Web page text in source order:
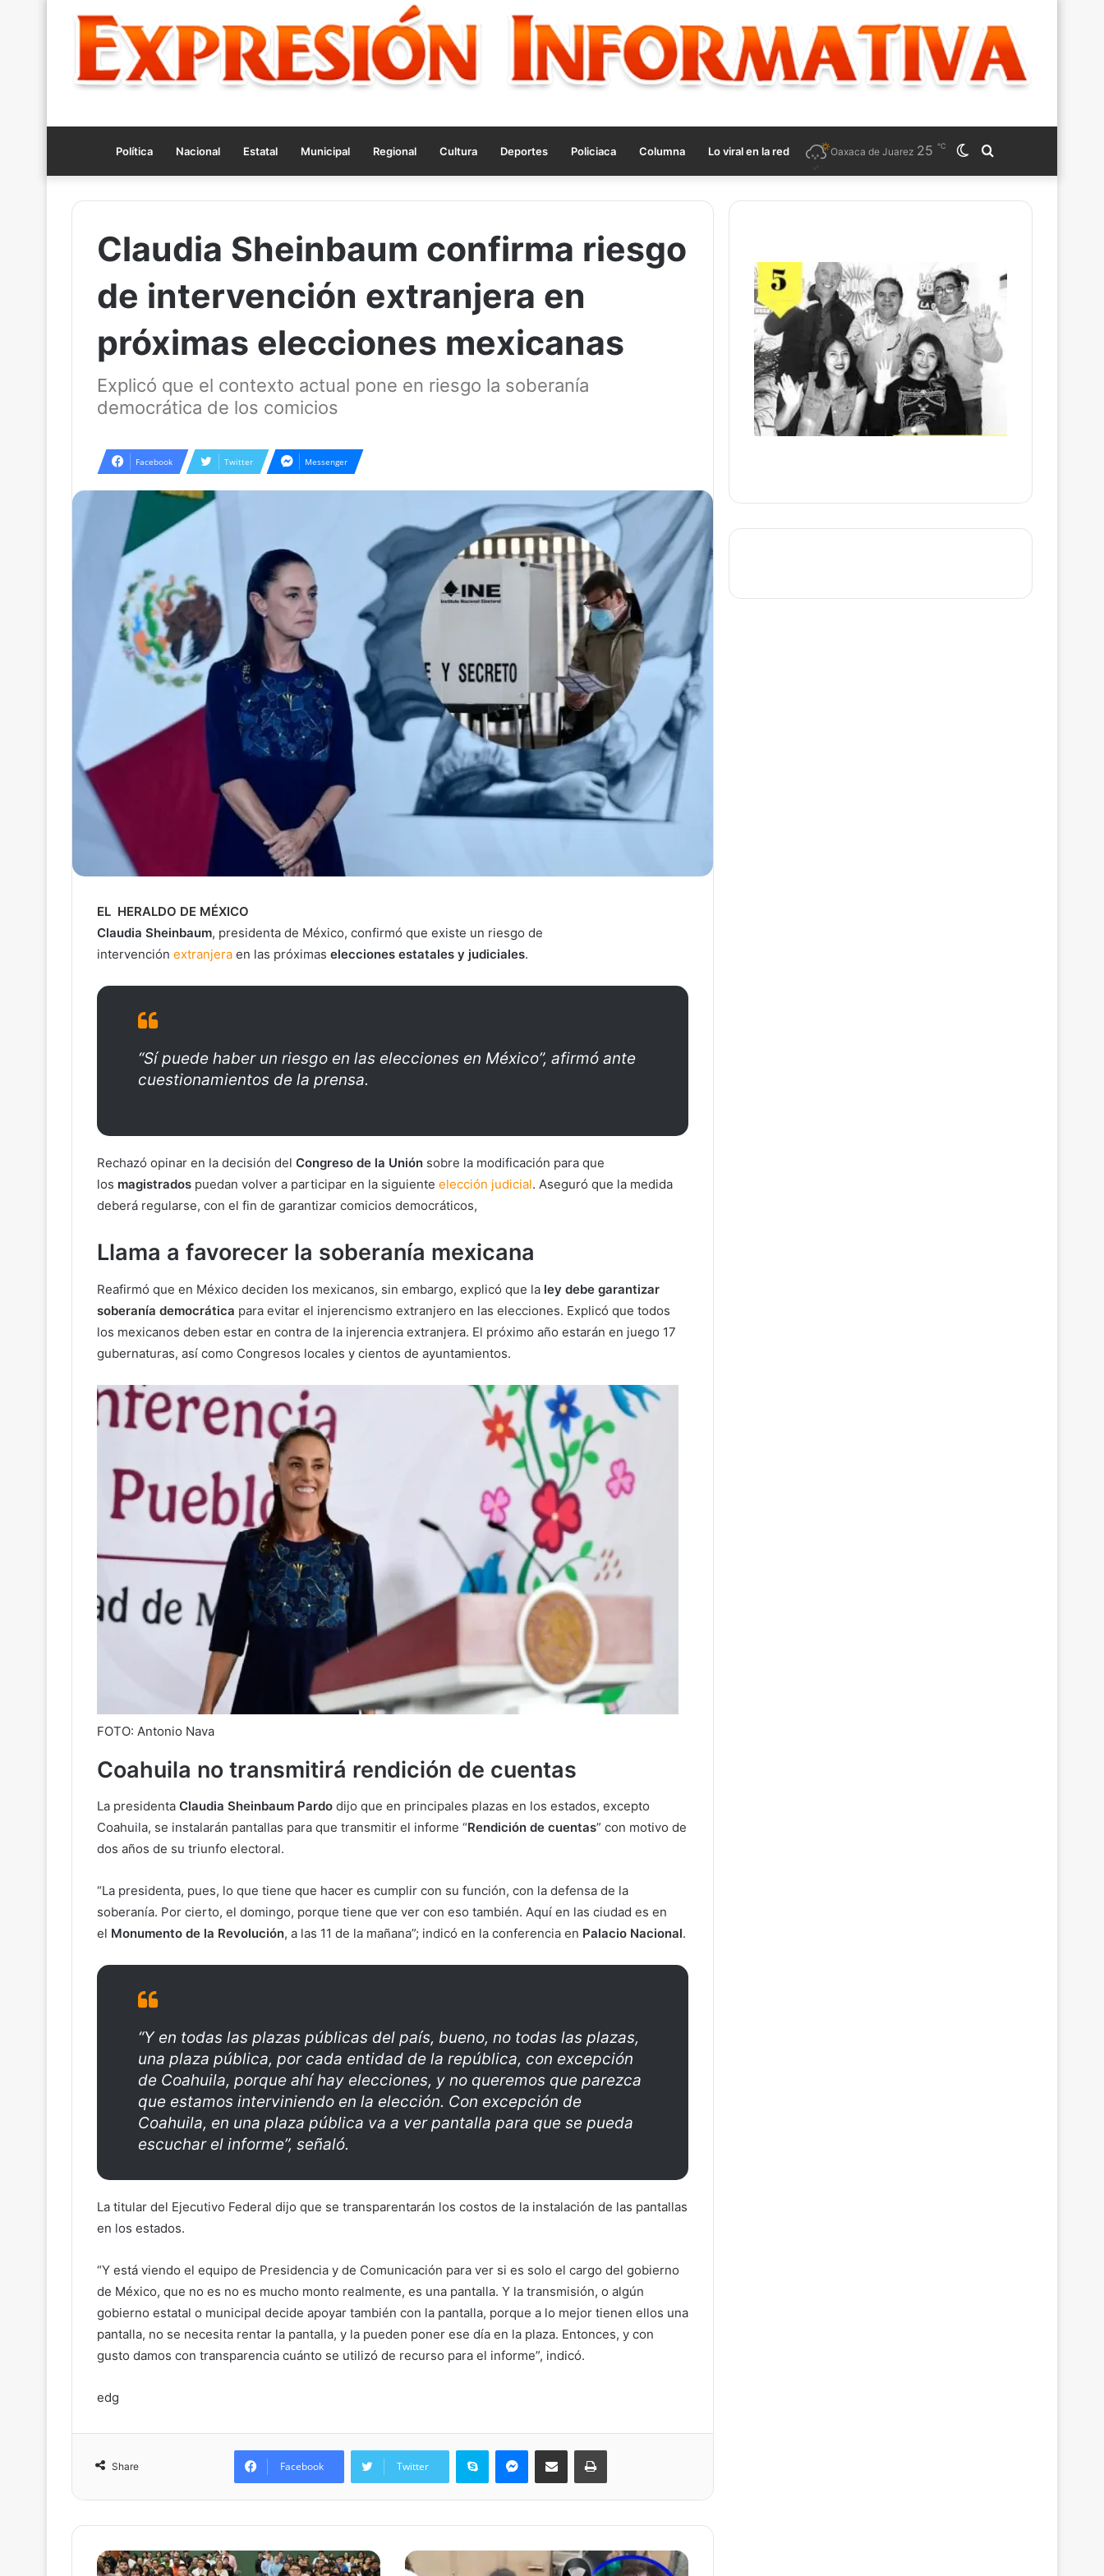
Política Nacional Estatal Municipal Regional Cultura Deportes Policiaca Columna Lo viral en la red Search
for
Switch
skin
Oaxaca de Juarez 25 ℃
Claudia Sheinbaum confirma riesgo
de intervención extranjera en
próximas elecciones mexicanas
Explicó que el contexto actual pone en riesgo la soberanía
democrática de los comicios
Facebook Twitter Messenger
EL HERALDO DE MÉXICO
Claudia Sheinbaum, presidenta de México, confirmó que existe un riesgo de
intervención extranjera en las próximas elecciones estatales y judiciales.
“Sí puede haber un riesgo en las elecciones en México”, afirmó ante
cuestionamientos de la prensa.
Rechazó opinar en la decisión del Congreso de la Unión sobre la modificación para que
los magistrados puedan volver a participar en la siguiente elección judicial. Aseguró que la medida
deberá regularse, con el fin de garantizar comicios democráticos,
Llama a favorecer la soberanía mexicana
Reafirmó que en México deciden los mexicanos, sin embargo, explicó que la ley debe garantizar
soberanía democrática para evitar el injerencismo extranjero en las elecciones. Explicó que todos
los mexicanos deben estar en contra de la injerencia extranjera. El próximo año estarán en juego 17
gubernaturas, así como Congresos locales y cientos de ayuntamientos.
FOTO: Antonio Nava
Coahuila no transmitirá rendición de cuentas
La presidenta Claudia Sheinbaum Pardo dijo que en principales plazas en los estados, excepto
Coahuila, se instalarán pantallas para que transmitir el informe “Rendición de cuentas” con motivo de
dos años de su triunfo electoral.
“La presidenta, pues, lo que tiene que hacer es cumplir con su función, con la defensa de la
soberanía. Por cierto, el domingo, porque tiene que ver con eso también. Aquí en las ciudad es en
el Monumento de la Revolución, a las 11 de la mañana”; indicó en la conferencia en Palacio Nacional.
“Y en todas las plazas públicas del país, bueno, no todas las plazas,
una plaza pública, por cada entidad de la república, con excepción
de Coahuila, porque ahí hay elecciones, y no queremos que parezca
que estamos interviniendo en la elección. Con excepción de
Coahuila, en una plaza pública va a ver pantalla para que se pueda
escuchar el informe”, señaló.
La titular del Ejecutivo Federal dijo que se transparentarán los costos de la instalación de las pantallas
en los estados.
“Y está viendo el equipo de Presidencia y de Comunicación para ver si es solo el cargo del gobierno
de México, que no es no es mucho monto realmente, es una pantalla. Y la transmisión, o algún
gobierno estatal o municipal decide apoyar también con la pantalla, porque a lo mejor tienen ellos una
pantalla, no se necesita rentar la pantalla, y la pueden poner ese día en la plaza. Entonces, y con
gusto damos con transparencia cuánto se utilizó de recurso para el informe”, indicó.
edg
Share Facebook Twitter
Skype Messenger
Share via Email Print